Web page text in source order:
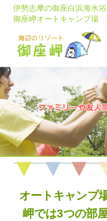
伊勢志摩の御座白浜海水
御座岬オートキャンプ場
オートキャンプ
岬では3つの部